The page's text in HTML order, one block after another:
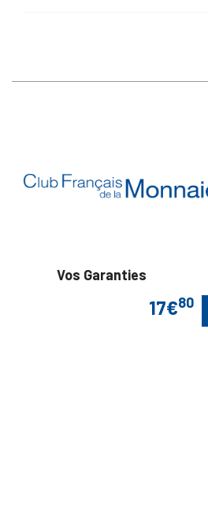
17€80
Vos Garanties